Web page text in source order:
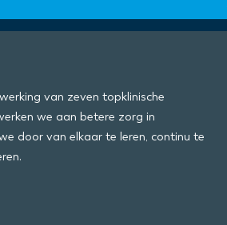
van zeven topklinische
we aan betere zorg in
door van elkaar te leren, continu te